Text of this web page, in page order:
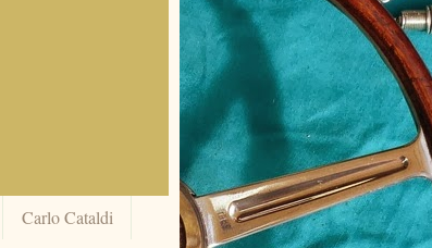
Carlo Cataldi